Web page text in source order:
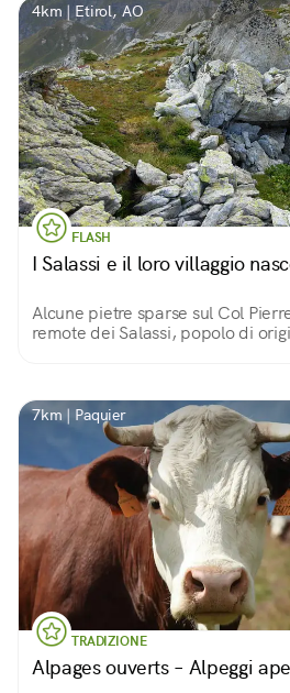
4km | Etirol, AO
FLASH
I Salassi e il loro villaggio
Alcune pietre sparse sul Col
remote dei Salassi, popolo di
7km | Paquier
TRADIZIONE
Alpages ouverts – Alpeggi